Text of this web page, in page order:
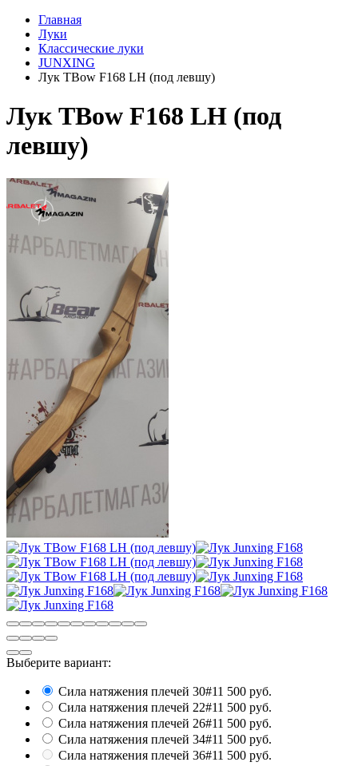
Главная
Луки
Классические луки
JUNXING
Лук TBow F168 LH (под левшу)
Лук TBow F168 LH (под
левшу)
Выберите вариант:
Сила натяжения плечей 30#11 500 руб.
Сила натяжения плечей 22#11 500 руб.
Сила натяжения плечей 26#11 500 руб.
Сила натяжения плечей 34#11 500 руб.
Сила натяжения плечей 36#11 500 руб.